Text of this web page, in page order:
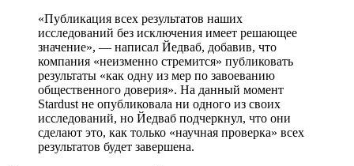
«Публикация всех результатов наших
исследований без исключения имеет решающее
значение», — написал Йедваб, добавив, что
компания «неизменно стремится» публиковать
результаты «как одну из мер по завоеванию
общественного доверия». На данный момент
Stardust не опубликовала ни одного из своих
исследований, но Йедваб подчеркнул, что они
сделают это, как только «научная проверка» всех
результатов будет завершена.